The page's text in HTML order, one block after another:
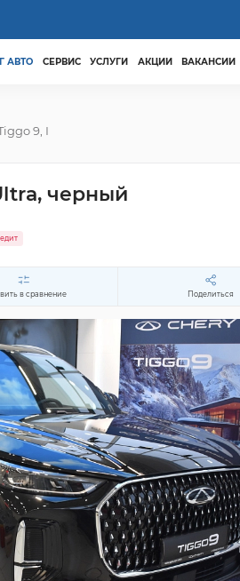
АВТО СЕРВИС УСЛУГИ АКЦИИ ВАКАНСИИ
9, I
черный
в сравнение Поделиться